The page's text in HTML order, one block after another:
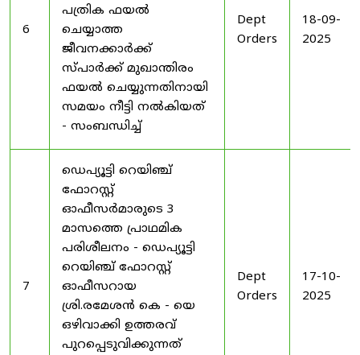
6
പത്രിക ഫയൽ
ചെയ്യാത്ത
ജീവനക്കാർക്ക്
സ്പാർക്ക് മുഖാന്തിരം
ഫയൽ ചെയ്യുന്നതിനായി
സമയം നീട്ടി നൽകിയത്
- സംബന്ധിച്ച്
Dept
Orders
18-09-
2025
7
ഡെപ്യൂട്ടി റെയിഞ്ച്
ഫോറസ്റ്റ്
ഓഫീസർമാരുടെ 3
മാസത്തെ പ്രാഥമിക
പരിശീലനം - ഡെപ്യൂട്ടി
റെയിഞ്ച് ഫോറസ്റ്റ്
ഓഫീസറായ
ശ്രി.രമേശൻ കെ - യെ
ഒഴിവാക്കി ഉത്തരവ്
പുറപ്പെടുവിക്കുന്നത്
Dept
Orders
17-10-
2025